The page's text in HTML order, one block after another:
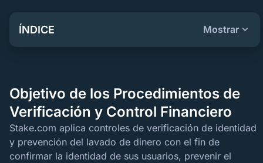
ÍNDICE Mostrar
Objetivo de los Procedimientos de
Verificación y Control Financiero
Stake.com aplica controles de verificación de identidad
y prevención del lavado de dinero con el fin de
confirmar la identidad de sus usuarios, prevenir el